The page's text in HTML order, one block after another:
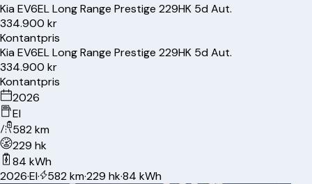
KiaEV6EL Long Range Prestige 229HK 5d Aut.
334.900 kr
Kontantpris
KiaEV6EL Long Range Prestige 229HK 5d Aut.
334.900 kr
Kontantpris
2026
El
582 km
229 hk
84 kWh
2026·El· 582 km·229 hk·84 kWh